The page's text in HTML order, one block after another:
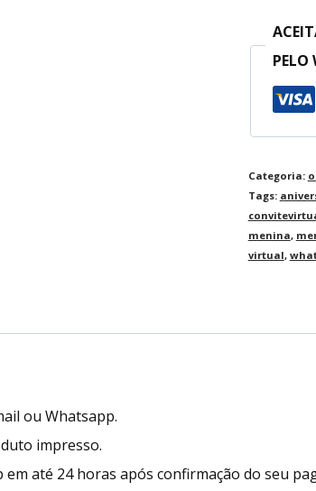
PELO
Categoria:
Tags:
menina,
virtual,
ou Whatsapp.
impresso.
até 24 horas após confirmação do seu